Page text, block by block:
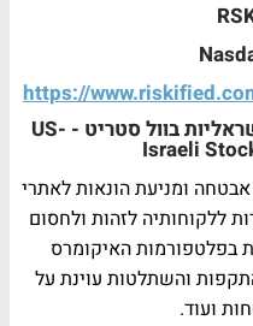
https://
ישראליות בוול סטריט - US-
Israeli
ומניעת הונאות לאתרי
ללקוחותיה לזהות ולחסום
בפלטפורמות האיקומרס
והשתלטות עוינת על
ועוד.